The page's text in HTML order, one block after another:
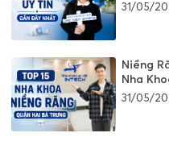
31/05/
Niềng
Nha
Hà Nội
31/05/